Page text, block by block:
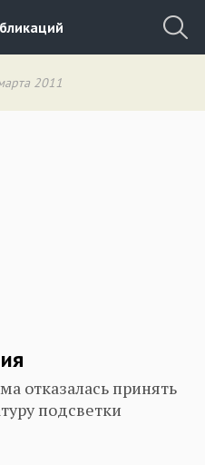
2011
отказалась принять
подсветки